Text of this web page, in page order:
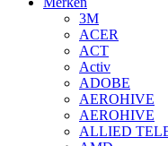
3M
ACER
ACT
Activ
ADOBE
AEROHIVE
AEROHIVE
ALLIED